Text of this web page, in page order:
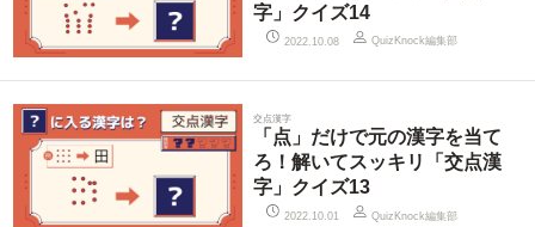
字」クイズ14
2022.10.08 QuizKnock編集部
交点漢字
「点」だけで元の漢字を当て
ろ！解いてスッキリ「交点漢
字」クイズ13
2022.10.01 QuizKnock編集部